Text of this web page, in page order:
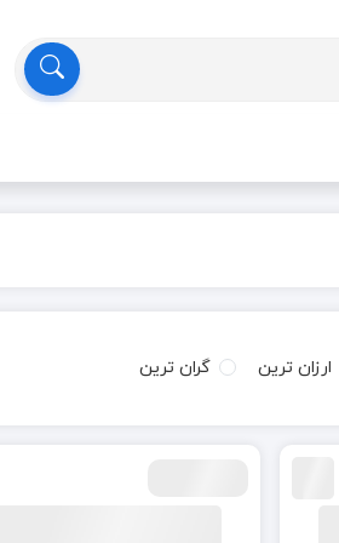
ارزان ترین گران ترین